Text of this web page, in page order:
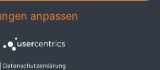
anpassen
Datenschutzerklärung